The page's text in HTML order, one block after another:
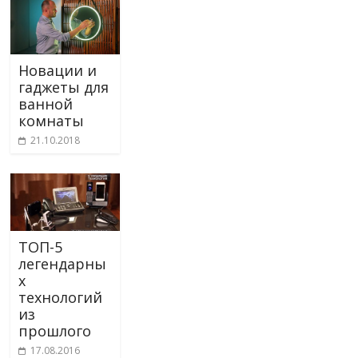
Новации и
гаджеты для
ванной
комнаты
21.10.2018
ТОП-5
легендарны
х
технологий
из
прошлого
17.08.2016